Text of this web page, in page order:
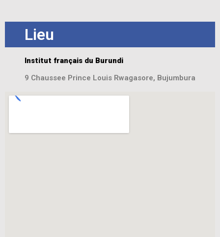
Lieu
Institut français du Burundi
9 Chaussee Prince Louis Rwagasore, Bujumbura